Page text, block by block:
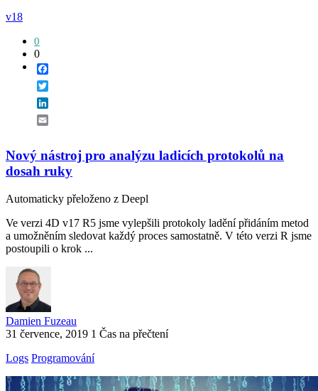
v18
0
0
Nový nástroj pro analýzu ladicích protokolů na
dosah ruky
Automaticky přeloženo z Deepl
Ve verzi 4D v17 R5 jsme vylepšili protokoly ladění přidáním metod
a umožněním sledovat každý proces samostatně. V této verzi R jsme
postoupili o krok ...
Damien Fuzeau
31 července, 2019 1 Čas na přečtení
Logs Programování